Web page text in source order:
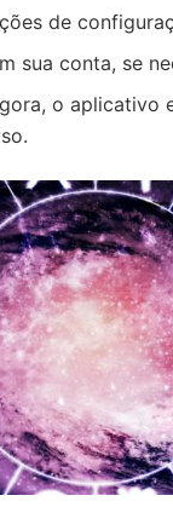
de
sua conta, se
o aplicativo